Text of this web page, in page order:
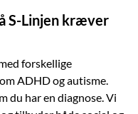
S-Linjen kræver
forskellige
ADHD og autisme.
du har en diagnose. Vi